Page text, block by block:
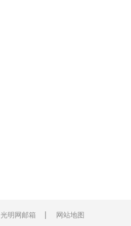
光明网邮箱 网站地图